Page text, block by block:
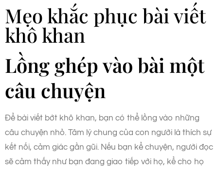
Mẹo khắc phục bài viết
khô khan
Lồng ghép vào bài một
câu chuyện
Để bài viết bớt khô khan, bạn có thể lồng vào những
câu chuyện nhỏ. Tâm lý chung của con người là thích sự
kết nối, cảm giác gần gũi. Nếu bạn kể chuyện, người đọc
sẽ cảm thấy như bạn đang giao tiếp với họ, kể cho họ